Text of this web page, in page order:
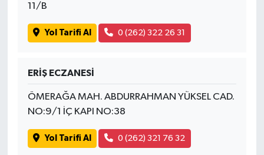
11/B
Yol Tarifi Al 0 (262) 322 26 31
ERİŞ ECZANESİ
ÖMERAĞA MAH. ABDURRAHMAN YÜKSEL CAD.
NO:9/1 İÇ KAPI NO:38
Yol Tarifi Al 0 (262) 321 76 32